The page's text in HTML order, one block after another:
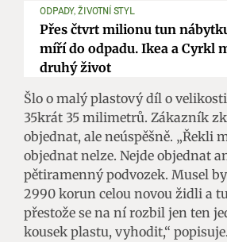
ODPADY, ŽIVOTNÍ STYL
Přes čtvrt milionu tun
míří do odpadu. Ikea a Cyrkl
druhý život
Šlo o malý plastový díl o
35krát 35 milimetrů. Zákazník
objednat, ale neúspěšně. „Řekli
objednat nelze. Nejde objednat
pětiramenný podvozek. Musel
2990 korun celou novou židli a
přestože se na ní rozbil jen ten
kousek plastu, vyhodit,“ popisuje.